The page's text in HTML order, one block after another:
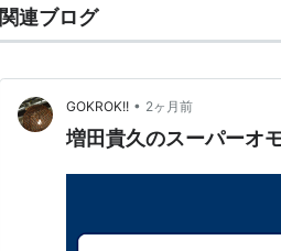
関連ブログ
GOKROK!! • 2ヶ月前
増田貴久のスーパーオ